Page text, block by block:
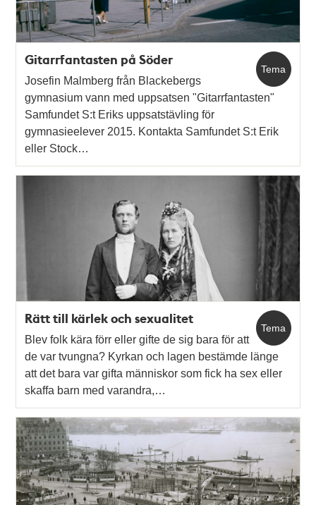
Tema
Gitarrfantasten på Söder
Josefin Malmberg från Blackebergs
gymnasium vann med uppsatsen "Gitarrfantasten"
Samfundet S:t Eriks uppsatstävling för
gymnasieelever 2015. Kontakta Samfundet S:t Erik
eller Stock…
Tema
Rätt till kärlek och sexualitet
Blev folk kära förr eller gifte de sig bara för att
de var tvungna? Kyrkan och lagen bestämde länge
att det bara var gifta människor som fick ha sex eller
skaffa barn med varandra,…